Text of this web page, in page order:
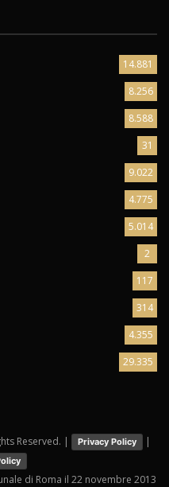
14.881
8.256
8.588
31
9.022
4.775
5.014
2
117
314
4.355
29.335
Reserved. | Privacy Policy |
di Roma il 22 novembre 2013